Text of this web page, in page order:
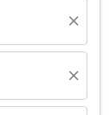
close
close